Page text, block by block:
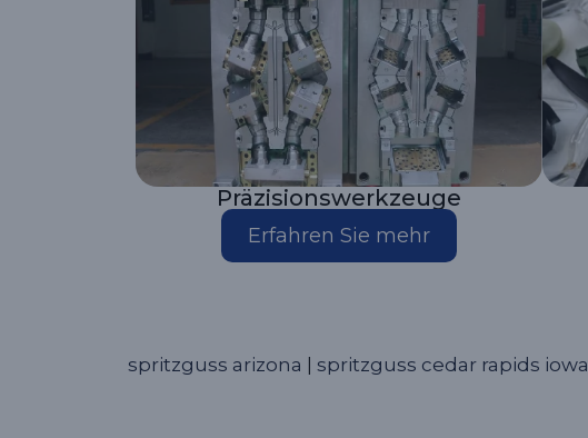
Präzisionswerkzeuge
Erfahren Sie mehr
spritzguss arizona spritzguss cedar rapids iowa